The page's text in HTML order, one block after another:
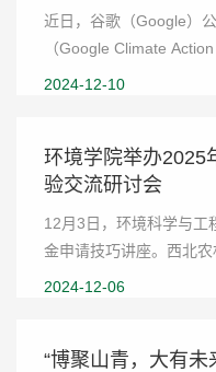
近日，谷歌（Google）
（Google Climate
东大学环境科学与工程
2024-12-10
环境学院举办2025
验交流研讨会
12月3日，环境科学与工
金申请技巧讲座。西北农
大学刘猛教授、中国科
2024-12-06
“博聚山青，大有